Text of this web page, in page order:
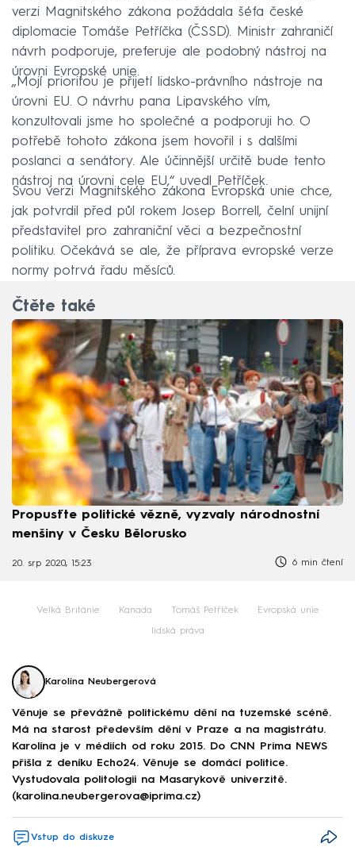
verzi Magnitského zákona požádala šéfa české
diplomacie Tomáše Petříčka (ČSSD). Ministr zahraničí
návrh podporuje, preferuje ale podobný nástroj na
úrovni Evropské unie.
„Mojí prioritou je přijetí lidsko-právního nástroje na
úrovni EU. O návrhu pana Lipavského vím,
konzultovali jsme ho společné a podporuji ho. O
potřebě tohoto zákona jsem hovořil i s dalšími
poslanci a senátory. Ale účinnější určitě bude tento
nástroj na úrovni cele EU,“ uvedl Petříček.
Svou verzi Magnitského zákona Evropská unie chce,
jak potvrdil před půl rokem Josep Borrell, čelní unijní
představitel pro zahraniční věci a bezpečnostní
politiku. Očekává se ale, že příprava evropské verze
normy potrvá řadu měsíců.
Čtěte také
Propusťte politické vězně, vyzvaly národnostní
menšiny v Česku Bělorusko
20. srp 2020, 15:23 6 min čtení
Velká Británie Kanada Tomáš Petříček Evropská unie
lidská práva
Karolína Neubergerová
Věnuje se převážně politickému dění na tuzemské scéně.
Má na starost především dění v Praze a na magistrátu.
Karolína je v médiích od roku 2015. Do CNN Prima NEWS
přišla z deníku Echo24. Věnuje se domácí politice.
Vystudovala politologii na Masarykově univerzitě.
(karolina.neubergerova@iprima.cz)
Vstup do diskuze